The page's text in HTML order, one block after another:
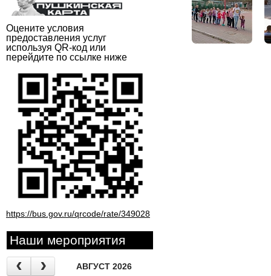
Оцените условия
предоставления услуг
используя QR-код или
перейдите по ссылке ниже
https://bus.gov.ru/qrcode/rate/349028
Наши мероприятия
АВГУСТ 2026